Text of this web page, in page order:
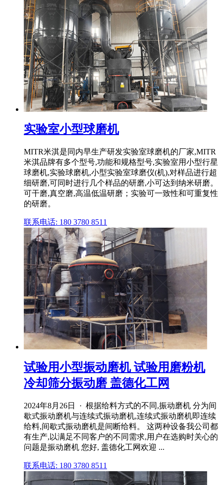
实验室小型球磨机
MITR米淇是同内早生产研发实验室球磨机的厂家,MITR
米淇品牌有多个型号,功能和规格型号,实验室用小型行星
球磨机,实验球磨机,小型实验室球磨仪(机),对样品进行超
细研磨,可同时进行几个样品的研磨,小可达到纳米研磨。
可干磨,真空磨,高温低温研磨；实验可一致性和可重复性
的研磨。
联系电话: 180 3780 8511
试验用小型振动磨机 试验用磨粉机
冷却筛分振动磨 盖德化工网
2024年8月26日 · 根据给料方式的不同,振动磨机 分为间
歇式振动磨机与连续式振动磨机,连续式振动磨机即连续
给料,间歇式振动磨机是间断给料。 这两种设备我公司都
有生产,以满足不同客户的不同需求,用户在选购时关心的
问题是振动磨机 您好, 盖德化工网欢迎 ...
联系电话: 180 3780 8511